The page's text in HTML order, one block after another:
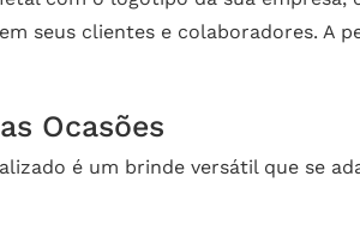
seus clientes e colaboradores. A
Ocasões
é um brinde versátil que se